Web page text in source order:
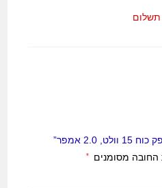
תשלום
2.0 אמפר”
החובה מסומנים *